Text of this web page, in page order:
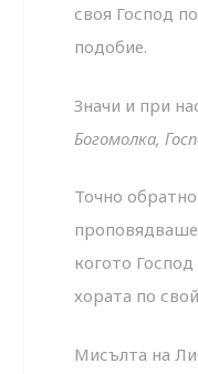
своя Господ
подобие.
Значи и при
Богомолка,
Точно
когото
хората по
Мисълта на